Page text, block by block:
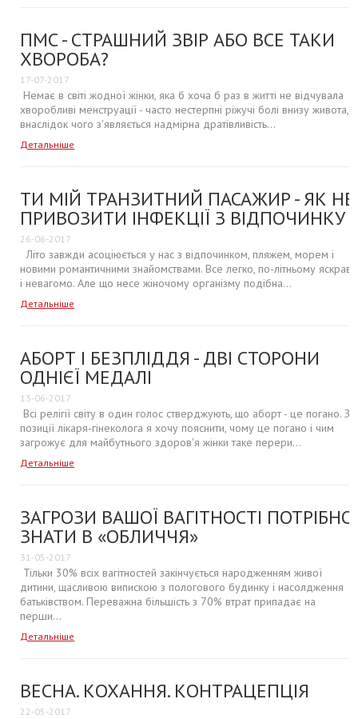
ПМС - СТРАШНИЙ ЗВІР АБО ВСЕ ТАКИ
ХВОРОБА?
17-07-2017
Немає в світі жодної жінки, яка б хоча б раз в житті не відчувала
хворобливі менструації - часто нестерпні ріжучі болі внизу живота,
внаслідок чого з'являється надмірна дратівливість...
Детальніше
ТИ МІЙ ТРАНЗИТНИЙ ПАСАЖИР - ЯК НЕ
ПРИВОЗИТИ ІНФЕКЦІЇ З ВІДПОЧИНКУ
26-06-2017
Літо завжди асоціюється у нас з відпочинком, пляжем, морем і
новими романтичними знайомствами. Все легко, по-літньому яскраво
і невагомо. Але що несе жіночому організму подібна...
Детальніше
АБОРТ І БЕЗПЛІДДЯ - ДВІ СТОРОНИ
ОДНІЄЇ МЕДАЛІ
13-06-2017
Всі релігії світу в один голос стверджують, що аборт - це погано. З
позиції лікаря-гінеколога я хочу пояснити, чому це погано і чим
загрожує для майбутнього здоров'я жінки таке перери...
Детальніше
ЗАГРОЗИ ВАШОЇ ВАГІТНОСТІ ПОТРІБНО
ЗНАТИ В «ОБЛИЧЧЯ»
31-05-2017
Тільки 30% всіх вагітностей закінчується народженням живої
дитини, щасливою випискою з пологового будинку і насолдження
батьківством. Переважна більшість з 70% втрат припадає на
перши...
Детальніше
ВЕСНА. КОХАННЯ. КОНТРАЦЕПЦІЯ
22-05-2017